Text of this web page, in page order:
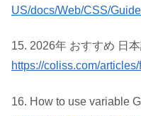
US/docs/Web/CSS/
15. 2026年 おすすめ 日
https://coliss.com/
16. How to use variable